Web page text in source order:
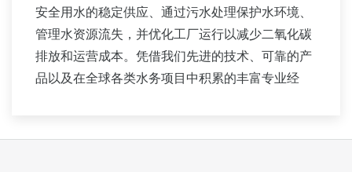
安全用水的稳定供应、通过污水处理保护水环境、
管理水资源流失，并优化工厂运行以减少二氧化碳
排放和运营成本。凭借我们先进的技术、可靠的产
品以及在全球各类水务项目中积累的丰富专业经
值。